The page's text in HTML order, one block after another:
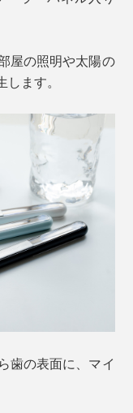
屋の照明や太陽の
ます。
歯の表面に、マイ